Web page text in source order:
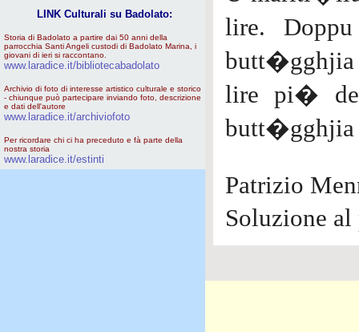
LINK Culturali su Badolato:
Storia di Badolato a partire dai 50 anni della
parrocchia Santi Angeli custodi di Badolato Marina, i
giovani di ieri si raccontano.
www.laradice.it/bibliotecabadolato
Archivio di foto di interesse artistico culturale e storico
- chiunque può partecipare inviando foto, descrizione
e dati dell'autore
www.laradice.it/archiviofoto
Per ricordare chi ci ha preceduto e fà parte della
nostra storia
www.laradice.it/estinti
lire.
lire pi�
Patrizio
Soluzione